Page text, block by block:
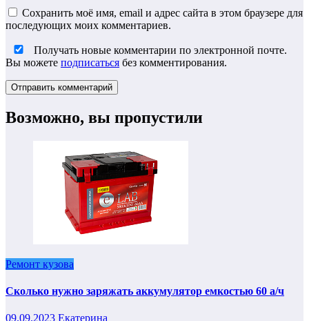
Сохранить моё имя, email и адрес сайта в этом браузере для
последующих моих комментариев.
Получать новые комментарии по электронной почте.
Вы можете подписаться без комментирования.
Возможно, вы пропустили
Ремонт кузова
Сколько нужно заряжать аккумулятор емкостью 60 а/ч
09.09.2023 Екатерина